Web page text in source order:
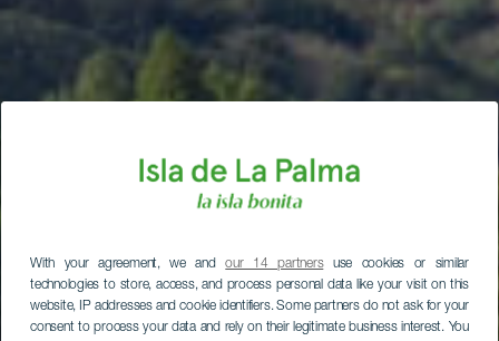
With your agreement, we andour 14 partnersuse cookies or similar
technologies to store, access, and process personal data like your visit on this
website, IP addresses and cookie identifiers. Some partners do not ask for your
consent to process your data and rely on their legitimate business interest. You